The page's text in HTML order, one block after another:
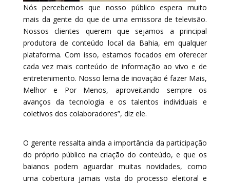
Nós percebemos que nosso público espera muito
mais da gente do que de uma emissora de televisão.
Nossos clientes querem que sejamos a principal
produtora de conteúdo local da Bahia, em qualquer
plataforma. Com isso, estamos focados em oferecer
cada vez mais conteúdo de informação ao vivo e de
entretenimento. Nosso lema de inovação é fazer Mais,
Melhor e Por Menos, aproveitando sempre os
avanços da tecnologia e os talentos individuais e
coletivos dos colaboradores”, diz ele.
O gerente ressalta ainda a importância da participação
do próprio público na criação do conteúdo, e que os
baianos podem aguardar muitas novidades, como
uma cobertura jamais vista do processo eleitoral e